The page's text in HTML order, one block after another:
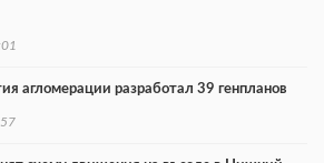
агломерации разработал 39 генпланов